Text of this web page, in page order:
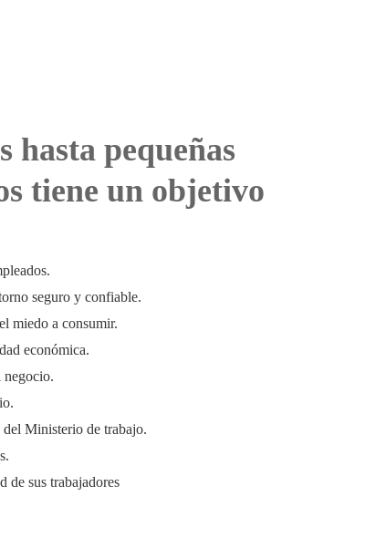
hasta pequeñas
tiene un objetivo
seguro y confiable.
miedo a consumir.
económica.
negocio.
Ministerio de trabajo.
de sus trabajadores